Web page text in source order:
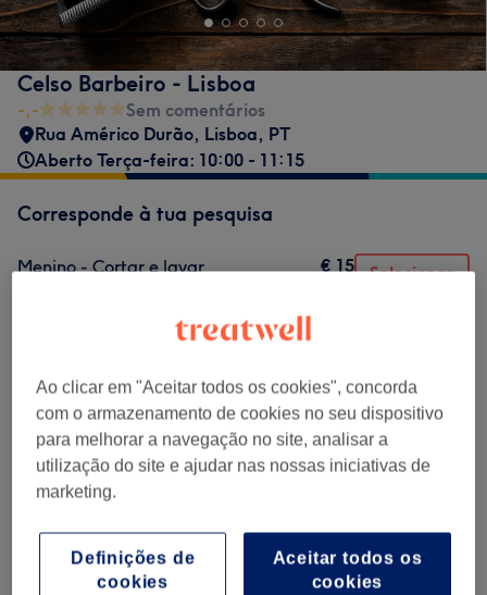
Celso Barbeiro - Lisboa
-,-
Sem comentários
Rua Américo Durão, Lisboa, PT
Aberto Terça-feira: 10:00 - 11:15
Corresponde à tua pesquisa
Menino - Cortar e lavar
€ 15 Selecionar
Procurar serviços
Crianças - Cabelo € 15
Comentários do centro
Ao clicar em "Aceitar todos os cookies", concorda
com o armazenamento de cookies no seu dispositivo
para melhorar a navegação no site, analisar a
utilização do site e ajudar nas nossas iniciativas de
marketing.
Aceitar todos os
cookies
Definições de
cookies